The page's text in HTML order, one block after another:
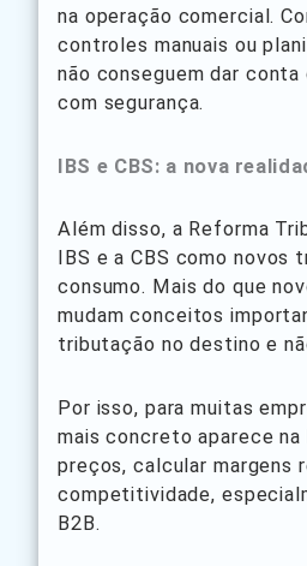
na operação comercial.
controles manuais ou
não conseguem dar conta
com segurança.
IBS e CBS: a nova
Além disso, a Reforma
IBS e a CBS como novos
consumo. Mais do que
mudam conceitos
tributação no destino e
Por isso, para muitas
mais concreto aparece
preços, calcular margens
competitividade,
B2B.